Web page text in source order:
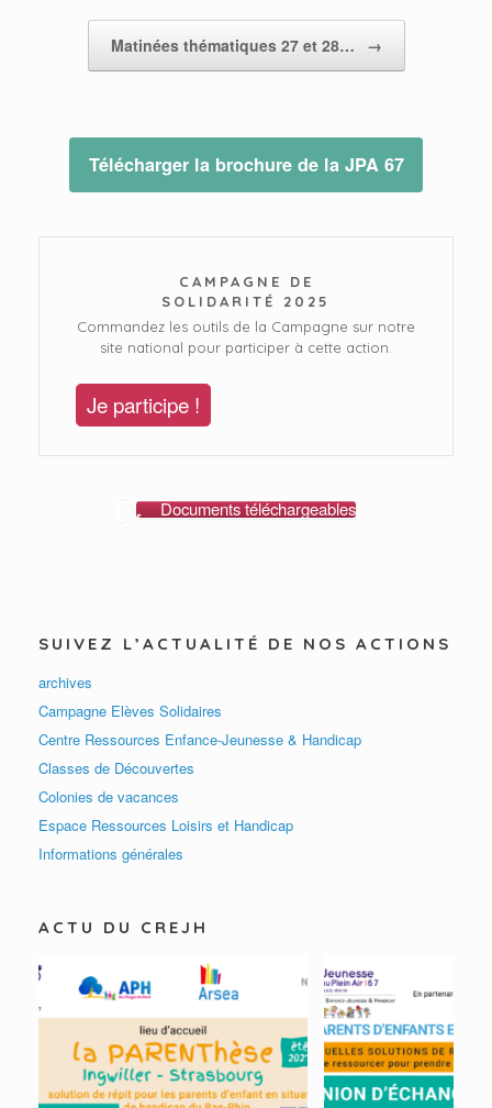
Matinées thématiques 27 et 28… →
Télécharger la brochure de la JPA 67
CAMPAGNE DE
SOLIDARITÉ 2025
Commandez les outils de la Campagne sur notre
site national pour participer à cette action.
Je participe !
Documents téléchargeables
SUIVEZ L’ACTUALITÉ DE NOS ACTIONS
archives
Campagne Elèves Solidaires
Centre Ressources Enfance-Jeunesse & Handicap
Classes de Découvertes
Colonies de vacances
Espace Ressources Loisirs et Handicap
Informations générales
ACTU DU CREJH